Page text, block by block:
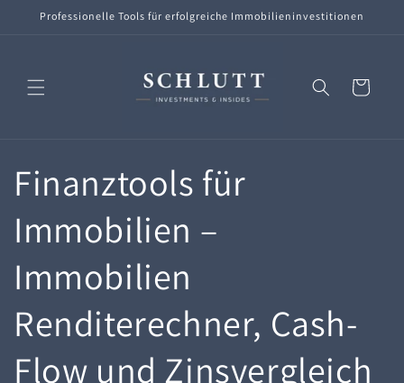
zum
Professionelle Tools für erfolgreiche Immobilieninvestitionen
Warenkorb
Finanztools für
Immobilien –
Immobilien
Renditerechner, Cash-
Flow und Zinsvergleich